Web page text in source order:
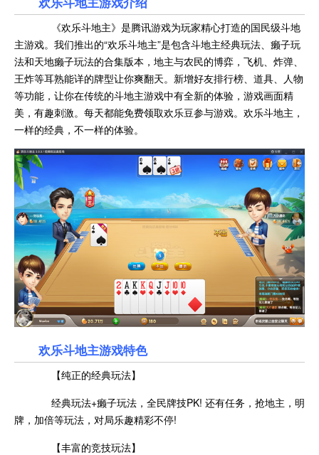
《欢乐斗地主》是腾讯游戏为玩家精心打造的国民级斗地
主游戏。我们推出的“欢乐斗地主”是包含斗地主经典玩法、癞子玩
法和天地癞子玩法的合集版本，地主与农民的博弈，飞机、炸弹、
王炸等耳熟能详的牌型让你爽翻天。新增好友排行榜、道具、人物
等功能，让你在传统的斗地主游戏中有全新的体验，游戏画面精
美，有趣刺激。每天都能免费领取欢乐豆参与游戏。欢乐斗地主，
一样的经典，不一样的体验。
欢乐斗地主游戏特色
【纯正的经典玩法】
经典玩法+癞子玩法，全民牌技PK! 还有任务，抢地主，明
牌，加倍等玩法，对局乐趣精彩不停!
【丰富的竞技玩法】